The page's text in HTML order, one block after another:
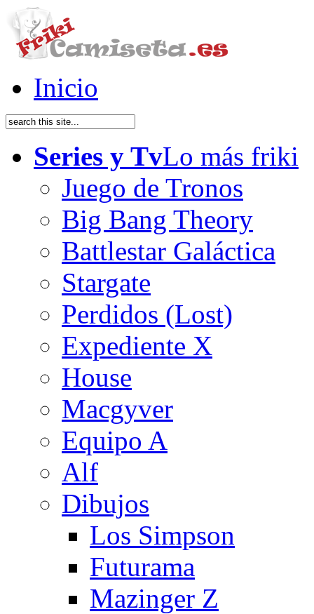
Inicio
Series y TvLo más friki
Juego de Tronos
Big Bang Theory
Battlestar Galáctica
Stargate
Perdidos (Lost)
Expediente X
House
Macgyver
Equipo A
Alf
Dibujos
Los Simpson
Futurama
Mazinger Z